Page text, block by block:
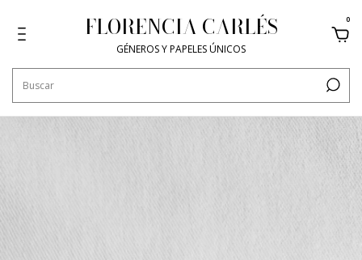
FLORENCIA CARLÉS
GÉNEROS Y PAPELES ÚNICOS
0